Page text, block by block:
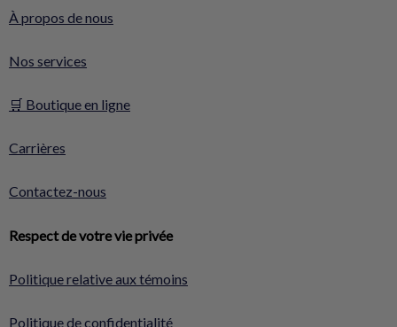
À propos de nous
Nos services
🛒 Boutique en ligne
Carrières
Contactez-nous
Respect de votre vie privée
Politique relative aux témoins
Politique de confidentialité